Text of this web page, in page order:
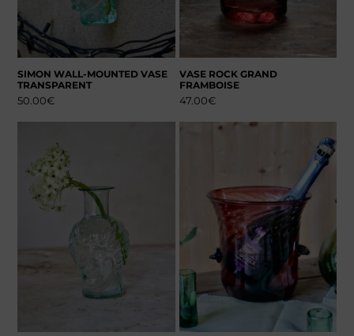
SIMON WALL-MOUNTED VASE
TRANSPARENT
50.00€
VASE ROCK GRAND
FRAMBOISE
47.00€